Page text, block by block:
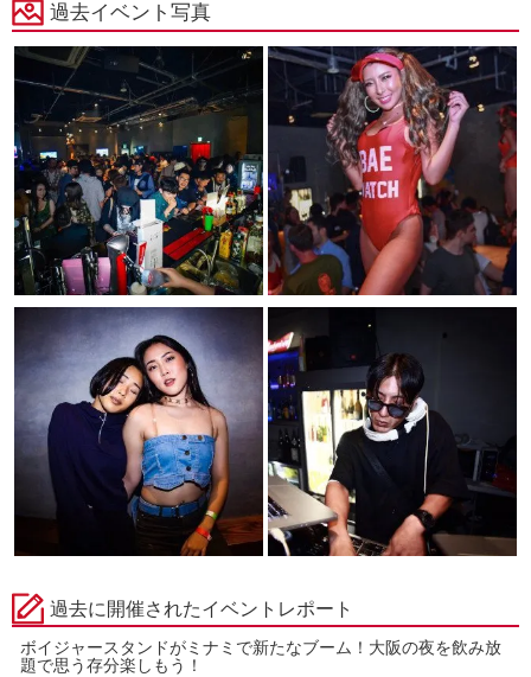
過去イベント写真
過去に開催されたイベントレポート
ボイジャースタンドがミナミで新たなブーム！大阪の夜を飲み放
題で思う存分楽しもう！